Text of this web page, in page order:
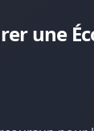
une